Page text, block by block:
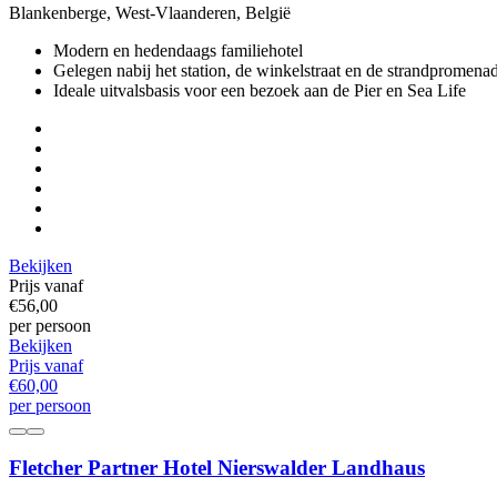
Blankenberge, West-Vlaanderen, België
Modern en hedendaags familiehotel
Gelegen nabij het station, de winkelstraat en de
Ideale uitvalsbasis voor een bezoek aan de Pier en Sea Life
Bekijken
Prijs vanaf
€56,00
per persoon
Bekijken
Prijs vanaf
€60,00
per persoon
Fletcher Partner Hotel Nierswalder Landhaus